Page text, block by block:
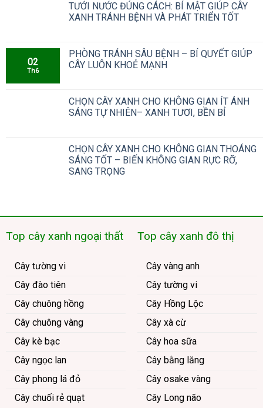
TƯỚI NƯỚC ĐÚNG CÁCH: BÍ MẬT GIÚP CÂY
XANH TRÁNH BỆNH VÀ PHÁT TRIỂN TỐT
02
Th6
PHÒNG TRÁNH SÂU BỆNH – BÍ QUYẾT GIÚP
CÂY LUÔN KHOẺ MẠNH
CHỌN CÂY XANH CHO KHÔNG GIAN ÍT ÁNH
SÁNG TỰ NHIÊN– XANH TƯƠI, BỀN BỈ
CHỌN CÂY XANH CHO KHÔNG GIAN THOÁNG
SÁNG TỐT – BIẾN KHÔNG GIAN RỰC RỠ,
SANG TRỌNG
Top cây xanh ngoại thất
Cây tường vi
Cây đào tiên
Cây chuông hồng
Cây chuông vàng
Cây kè bạc
Cây ngọc lan
Cây phong lá đỏ
Cây chuối rẻ quạt
Top cây xanh đô thị
Cây vàng anh
Cây tường vi
Cây Hồng Lộc
Cây xà cừ
Cây hoa sữa
Cây bằng lăng
Cây osake vàng
Cây Long não